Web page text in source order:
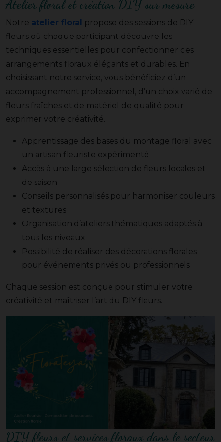
Atelier floral et création DIY sur mesure
Notre atelier floral propose des sessions de DIY
fleurs où chaque participant découvre les
techniques essentielles pour confectionner des
arrangements floraux élégants et durables. En
choisissant notre service, vous bénéficiez d’un
accompagnement professionnel, d’un choix varié de
fleurs fraîches et de matériel de qualité pour
exprimer votre créativité.
Apprentissage des bases du montage floral avec
un artisan fleuriste expérimenté
Accès à une large sélection de fleurs locales et
de saison
Conseils personnalisés pour harmoniser couleurs
et textures
Organisation d’ateliers thématiques adaptés à
tous les niveaux
Possibilité de réaliser des décorations florales
pour événements privés ou professionnels
Chaque session est conçue pour stimuler votre
créativité et maîtriser l’art du DIY fleurs.
DIY fleurs et services floraux dans le secteur